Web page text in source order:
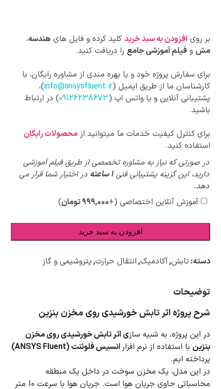
بر روی افزودن به سبد خرید کلید کرده و فایل های هندسه،
مش وفیلم آموزشی جامع را دریافت کنید.
برای سفارش پروژه خود و یا بهره مندی از مشاوره رایگان، با
کارشناسان ما از طریق ایمیل (info@ansysfluent.ir)،
پشتیبانی آنلاین و یا واتس اپ (09126238673) در ارتباط
باشید.
برای کنترل کیفیت خدمات ما میتوانید ازمحصولات رایگان
استفاده کنید.
پیشنهادات
ویژه
در صورتی که نیاز به مشاوره تخصصی از طریق فیلم آموزشی
دارید، این گزینه پشتیبانی فنی1 ساعته
در اختیار شما قرار می
دهد.
آموزش آنلاین اختصاصی (+۹۹۹,۰۰۰تومان)
افزودن به سبد خرید
دسته:تابش,آکادمیک,انتقال حرارت,پتروشیمی و گاز
توضیحات
شرح پروژه اثر تابش خورشیدی روی مخزن بنزین
در این پروژه، به شبیه سازی اثر تابش خورشیدی روی مخزن
بنزین با استفاده از نرم افزار انسیس فلوئنت (ANSYS Fluent)
پرداخته ایم.
در این مدل، یک مخزن سوخت در داخل یک منطقه
محاسباتی حاوی جریان هوا است.
جریان هوا با سرعت 10 متر